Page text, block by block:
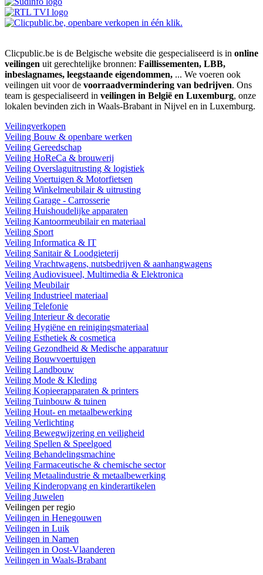
Clicpublic.be is de Belgische website die gespecialiseerd is in online
veilingen uit gerechtelijke bronnen: Faillissementen, LBB,
inbeslagnames, leegstaande eigendommen, ... We voeren ook
veilingen uit voor de voorraadvermindering van bedrijven. Ons
team is gespecialiseerd in veilingen in België en Luxemburg, onze
lokalen bevinden zich in Waals-Brabant in Nijvel en in Luxemburg.
Veilingverkopen
Veiling Bouw & openbare werken
Veiling Gereedschap
Veiling HoReCa & brouwerij
Veiling Overslaguitrusting & logistiek
Veiling Voertuigen & Motorfietsen
Veiling Winkelmeubilair & uitrusting
Veiling Garage - Carrosserie
Veiling Huishoudelijke apparaten
Veiling Kantoormeubilair en materiaal
Veiling Sport
Veiling Informatica & IT
Veiling Sanitair & Loodgieterij
Veiling Vrachtwagens, nutsbedrijven & aanhangwagens
Veiling Audiovisueel, Multimedia & Elektronica
Veiling Meubilair
Veiling Industrieel materiaal
Veiling Telefonie
Veiling Interieur & decoratie
Veiling Hygiëne en reinigingsmateriaal
Veiling Esthetiek & cosmetica
Veiling Gezondheid & Medische apparatuur
Veiling Bouwvoertuigen
Veiling Landbouw
Veiling Mode & Kleding
Veiling Kopieerapparaten & printers
Veiling Tuinbouw & tuinen
Veiling Hout- en metaalbewerking
Veiling Verlichting
Veiling Bewegwijzering en veiligheid
Veiling Spellen & Speelgoed
Veiling Behandelingsmachine
Veiling Farmaceutische & chemische sector
Veiling Metaalindustrie & metaalbewerking
Veiling Kinderopvang en kinderartikelen
Veiling Juwelen
Veilingen per regio
Veilingen in Henegouwen
Veilingen in Luik
Veilingen in Namen
Veilingen in Oost-Vlaanderen
Veilingen in Waals-Brabant